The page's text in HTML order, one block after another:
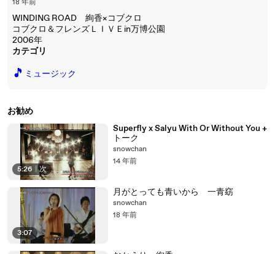
18 年前
WINDING ROAD 絢香×コブクロ
コブクロ＆フレンズＬＩＶＥin万博公園
2006年
カテゴリ
🎵 ミュージック
お勧め
5:26 次
Superfly x Salyu With Or Without You +
トーク
snowchan
14 年前
3:07
月がとっても青いから 一青窈
snowchan
18 年前